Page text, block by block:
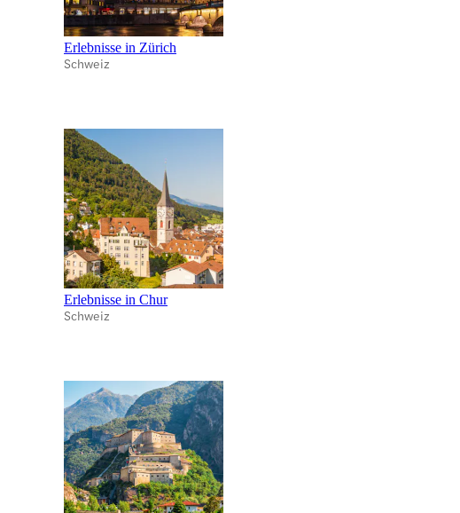
Erlebnisse in Zürich
Schweiz
Erlebnisse in Chur
Schweiz